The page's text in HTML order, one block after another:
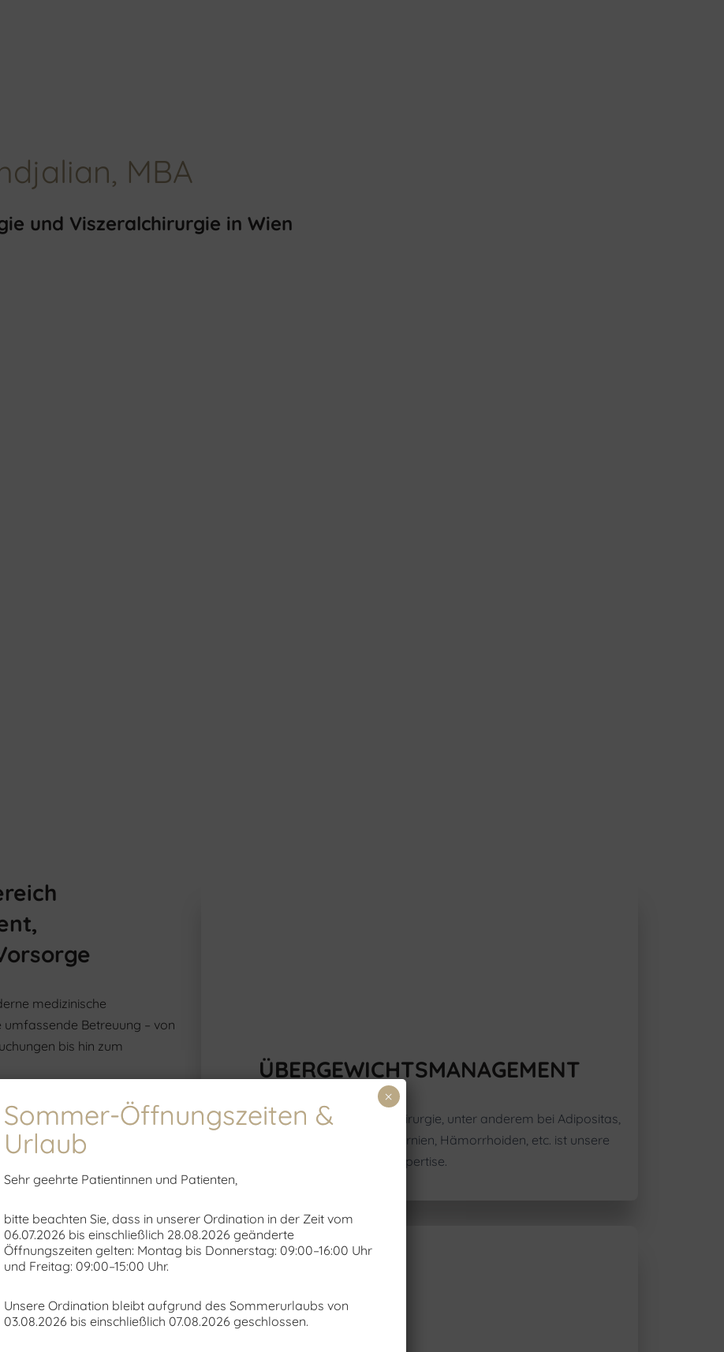
MBA
und Viszeralchirurgie in Wien
medizinische
Betreuung – von
bis hin zum
ÜBERGEWICHTSMANAGEMENT
Laparoskopische und offene Chirurgie, unter anderem bei Adipositas,
Magen, Kolon, Gallenblase, Hernien, Hämorrhoiden, etc. ist unsere
Expertise.
Sommer-Öffnungszeiten &
Urlaub
Sehr geehrte Patientinnen und Patienten,
bitte beachten Sie, dass in unserer Ordination in der Zeit vom
06.07.2026 bis einschließlich 28.08.2026 geänderte
Öffnungszeiten gelten: Montag bis Donnerstag: 09:00–16:00 Uhr
und Freitag: 09:00–15:00 Uhr.
Unsere Ordination bleibt aufgrund des Sommerurlaubs von
03.08.2026 bis einschließlich 07.08.2026 geschlossen.
×